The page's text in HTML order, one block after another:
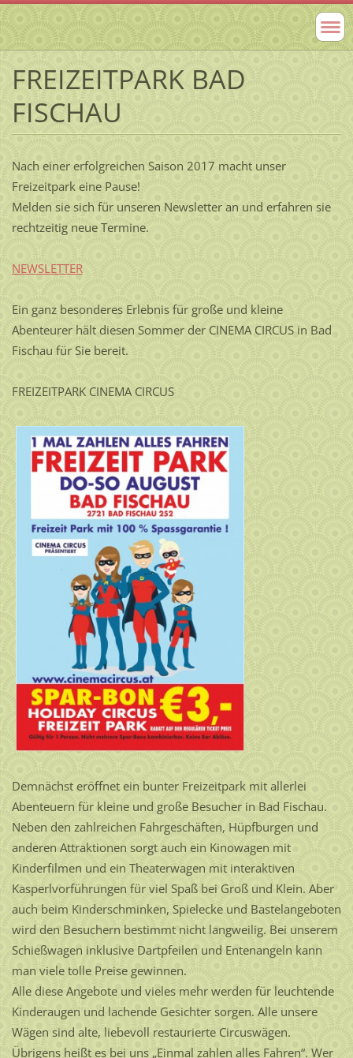
FREIZEITPARK BAD
FISCHAU
Nach einer erfolgreichen Saison 2017 macht unser
Freizeitpark eine Pause!
Melden sie sich für unseren Newsletter an und erfahren sie
rechtzeitig neue Termine.
NEWSLETTER
Ein ganz besonderes Erlebnis für große und kleine
Abenteurer hält diesen Sommer der CINEMA CIRCUS in Bad
Fischau für Sie bereit.
FREIZEITPARK CINEMA CIRCUS
Demnächst eröffnet ein bunter Freizeitpark mit allerlei
Abenteuern für kleine und große Besucher in Bad Fischau.
Neben den zahlreichen Fahrgeschäften, Hüpfburgen und
anderen Attraktionen sorgt auch ein Kinowagen mit
Kinderfilmen und ein Theaterwagen mit interaktiven
Kasperlvorführungen für viel Spaß bei Groß und Klein. Aber
auch beim Kinderschminken, Spielecke und Bastelangeboten
wird den Besuchern bestimmt nicht langweilig. Bei unserem
Schießwagen inklusive Dartpfeilen und Entenangeln kann
man viele tolle Preise gewinnen.
Alle diese Angebote und vieles mehr werden für leuchtende
Kinderaugen und lachende Gesichter sorgen. Alle unsere
Wägen sind alte, liebevoll restaurierte Circuswägen.
Übrigens heißt es bei uns „Einmal zahlen alles Fahren“. Wer